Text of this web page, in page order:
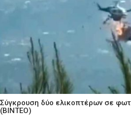
Σύγκρουση δύο ελικοπτέρων σε
(ΒΙΝΤΕΟ)